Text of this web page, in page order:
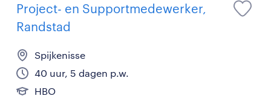
Project- en Supportmedewerker,
Randstad
Spijkenisse
40 uur, 5 dagen p.w.
HBO